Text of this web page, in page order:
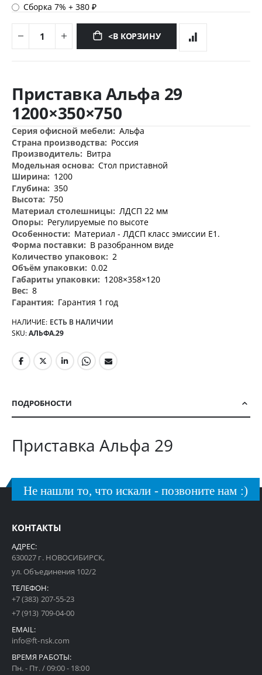
Сборка 7%+380 ₽
<В КОРЗИНУ
началу
галереи
изображений
Приставка Альфа 29
1200×350×750
Дополнительная
информация
Альфа
Россия
Витра
Стол приставной
1200
350
750
ЛДСП 22 мм
Регулируемые по высоте
Материал - ЛДСП класс эмиссии Е1.
В разобранном виде
2
0.02
1208×358×120
8
Гарантия 1 год
НАЛИЧИЕ: ЕСТЬ В НАЛИЧИИ
SKU АЛЬФА.29
ПОДРОБНОСТИ
Приставка Альфа 29
Не нашли то, что искали - позвоните нам :)
КОНТАКТЫ
АДРЕС:
630027 г. НОВОСИБИРСК,
ул. Объединения 102/2
ТЕЛЕФОН:
+7 (383) 207-55-23
+7 (913) 709-04-00
EMAIL:
info@ft-nsk.com
ВРЕМЯ РАБОТЫ:
Пн. - Пт. / 09:00 - 18:00